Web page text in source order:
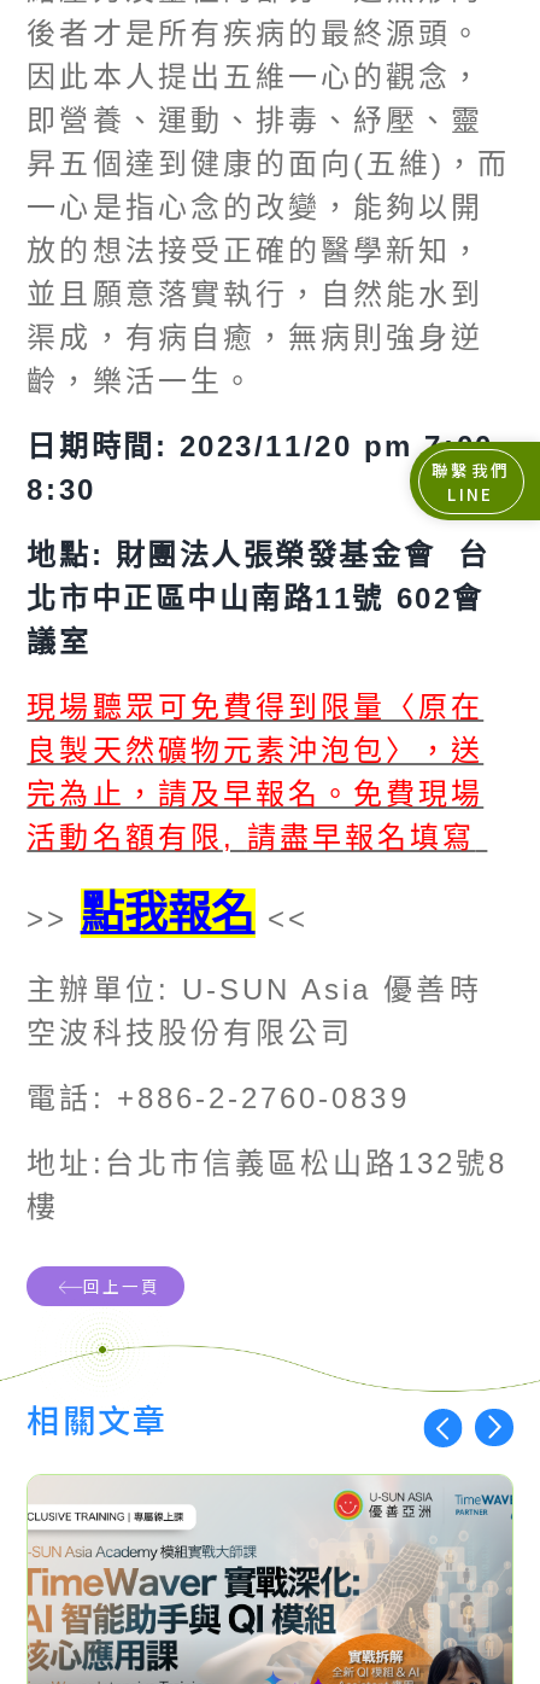
後者才是所有疾病的最終源頭。
因此本人提出五維一心的觀念，
即營養、運動、排毒、紓壓、靈
昇五個達到健康的面向 ( 五維) ，而
一心是指心念的改變，能夠以開
放的想法接受正確的醫學新知，
並且願意落實執行，自然能水到
渠成，有病自癒，無病則強身逆
齡，樂活一生。
日期時間 : 2023/11/20 pm 7:00-
8:30
地點: 財團法人張榮發基金會
台
北市中正區中山南路11號 602會
議室
現場聽眾可免費得到限量〈原在
良製天然礦物元素沖泡包〉，送
完為止，請及早報名。免費現場
活動名額有限 , 請盡早報名填寫
>> 點我報名 <<
主辦單位 : U-SUN Asia 優善時
空波科技股份有限公司
電話 : +886-2-2760-0839
地址 : 台北市信義區松山路 132號8
樓
回上一頁
相關文章
聯繫我們
LINE